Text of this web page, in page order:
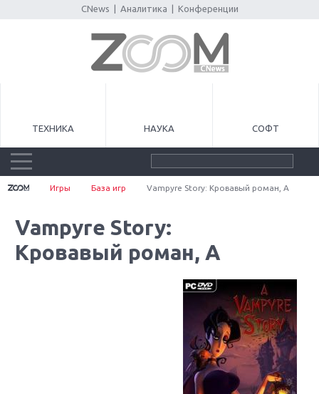
CNews Аналитика Конференции
ТЕХНИКА НАУКА СОФТ
Игры База игр Vampyre Story: Кровавый роман, A
Vampyre Story:
Кровавый роман, A